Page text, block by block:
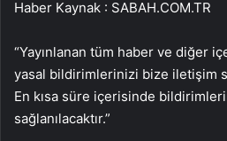
Haber Kaynak : SABAH.COM.TR
“Yayınlanan tüm haber ve diğer
yasal bildirimlerinizi bize iletişim
En kısa süre içerisinde
sağlanılacaktır.”